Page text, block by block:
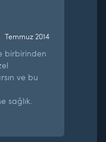
Temmuz 2014
birbirinden
ve bu
sağlık.